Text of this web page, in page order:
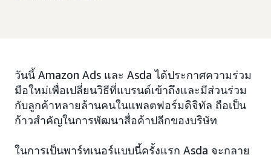
วันนี้ Amazon Ads และ Asda ได้ประกาศความร่วม
มือใหม่เพื่อเปลี่ยนวิธีที่แบรนด์เข้าถึงและมีส่วนร่วม
กับลูกค้าหลายล้านคนในแพลตฟอร์มดิจิทัล ถือเป็น
ก้าวสำคัญในการพัฒนาสื่อค้าปลีกของบริษัท
ในการเป็นพาร์ทเนอร์แบบนี้ครั้งแรก Asda จะกลาย